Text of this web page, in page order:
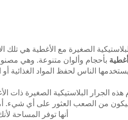
الصغيرة مع الأغطية هي تلك
بأحجام وألوان متنوعة. وهي
الناس لحفظ المواد
هذه الجرار البلاستيكية الصغيرة ذات
من الصعب العثور على أي شيء.
أنها توفر المساحة